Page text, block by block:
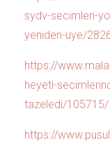
sydv-secimleri-
yeniden-uye/
https://
heyeti-
tazeledi/105715/
https://